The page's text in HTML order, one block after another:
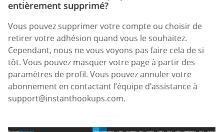
entièrement supprimé?
Vous pouvez supprimer votre compte ou choisir de
retirer votre adhésion quand vous le souhaitez.
Cependant, nous ne vous voyons pas faire cela de si
tôt. Vous pouvez masquer votre page à partir des
paramètres de profil. Vous pouvez annuler votre
abonnement en contactant l’équipe d’assistance à
support@instanthookups.com.